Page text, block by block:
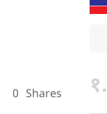
0 Shares १.